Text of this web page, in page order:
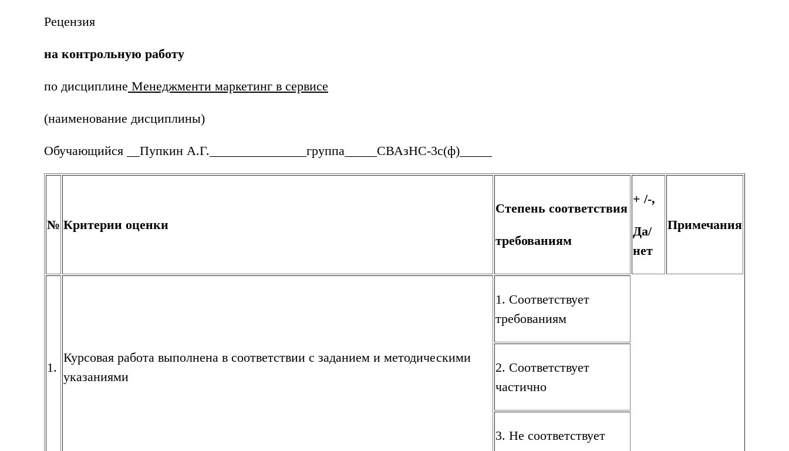
Рецензия
на контрольную работу
по дисциплине Менеджменти маркетинг в сервисе
(наименование дисциплины)
Обучающийся __Пупкин А.Г._______________группа_____СВАзНС-3с(ф)_____
№ Критерии оценки
Степень соответствия
требованиям
+ /-,
Да/
нет
Примечания
1.
Курсовая работа выполнена в соответствии с заданием и методическими
указаниями
1. Соответствует
требованиям
2. Соответствует
частично
3. Не соответствует